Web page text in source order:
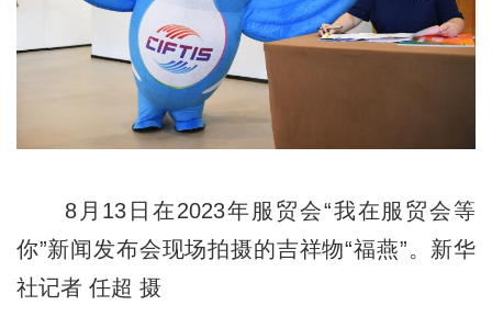
8月13日在2023年服贸会“我在服贸会等
你”新闻发布会现场拍摄的吉祥物“福燕”。新华
社记者 任超 摄